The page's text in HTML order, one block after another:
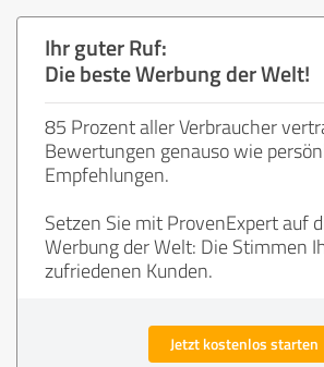
Ihr guter Ruf:
Die beste Werbung der Welt!
85 Prozent aller Verbraucher
Bewertungen genauso wie
Empfehlungen.
Setzen Sie mit ProvenExpert auf
Werbung der Welt: Die Stimmen
zufriedenen Kunden.
Jetzt kostenlos starten